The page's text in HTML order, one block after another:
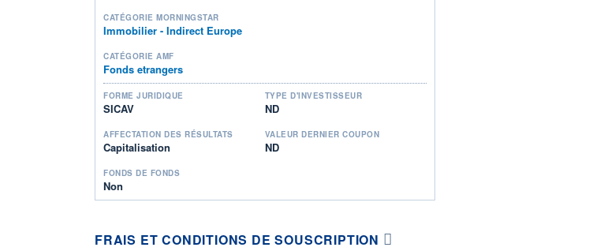
CATÉGORIE MORNINGSTAR
Immobilier - Indirect Europe
CATÉGORIE AMF
Fonds etrangers
FORME JURIDIQUE
SICAV
TYPE D'INVESTISSEUR
ND
AFFECTATION DES RÉSULTATS
Capitalisation
VALEUR DERNIER COUPON
ND
FONDS DE FONDS
Non
FRAIS ET CONDITIONS DE SOUSCRIPTION